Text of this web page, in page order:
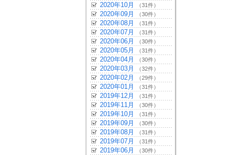
2020年10月 （31件）
2020年09月 （30件）
2020年08月 （31件）
2020年07月 （31件）
2020年06月 （30件）
2020年05月 （31件）
2020年04月 （30件）
2020年03月 （32件）
2020年02月 （29件）
2020年01月 （31件）
2019年12月 （31件）
2019年11月 （30件）
2019年10月 （31件）
2019年09月 （30件）
2019年08月 （31件）
2019年07月 （31件）
2019年06月 （30件）